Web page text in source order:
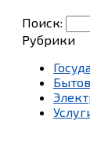
Поиск:
Рубрики